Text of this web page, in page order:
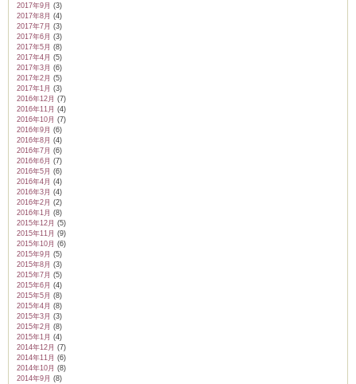
2017年9月 (3)
2017年8月 (4)
2017年7月 (3)
2017年6月 (3)
2017年5月 (8)
2017年4月 (5)
2017年3月 (6)
2017年2月 (5)
2017年1月 (3)
2016年12月 (7)
2016年11月 (4)
2016年10月 (7)
2016年9月 (6)
2016年8月 (4)
2016年7月 (6)
2016年6月 (7)
2016年5月 (6)
2016年4月 (4)
2016年3月 (4)
2016年2月 (2)
2016年1月 (8)
2015年12月 (5)
2015年11月 (9)
2015年10月 (6)
2015年9月 (5)
2015年8月 (3)
2015年7月 (5)
2015年6月 (4)
2015年5月 (8)
2015年4月 (8)
2015年3月 (3)
2015年2月 (8)
2015年1月 (4)
2014年12月 (7)
2014年11月 (6)
2014年10月 (8)
2014年9月 (8)